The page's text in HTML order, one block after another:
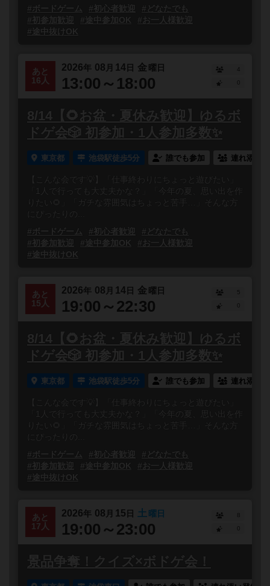
#ボードゲーム
#初心者歓迎
#どなたでも
#初参加歓迎
#途中参加OK
#お一人様歓迎
#途中抜けOK
あと
16人
2026年 08 月 14 日 金曜日
13:00～18:00
4
8/14【🌻お盆・夏休み歓迎】ゆるボ
ドゲ会🎲 初参加・1人参加多数✨
東京都 池袋駅徒歩5分 誰でも参加 連れ添い
【こんな会です💡】「仕事終わりにちょっと遊びたい」
「1人で行っても大丈夫かな？」「今年の夏、思い出を作
りたい🌻」「ガチな雰囲気はちょっと苦手…」そんな方
#ボードゲーム
#初心者歓迎
#どなたでも
#初参加歓迎
#途中参加OK
#お一人様歓迎
#途中抜けOK
あと
15人
2026年 08 月 14 日 金曜日
19:00～22:30
5
8/14【🌻お盆・夏休み歓迎】ゆるボ
ドゲ会🎲 初参加・1人参加多数✨
東京都 池袋駅徒歩5分 誰でも参加 連れ添い
【こんな会です💡】「仕事終わりにちょっと遊びたい」
「1人で行っても大丈夫かな？」「今年の夏、思い出を作
りたい🌻」「ガチな雰囲気はちょっと苦手…」そんな方
#ボードゲーム
#初心者歓迎
#どなたでも
#初参加歓迎
#途中参加OK
#お一人様歓迎
#途中抜けOK
あと
17人
2026年 08 月 15 日 土 曜日
19:00～23:00
8
景品争奪！クイズ×ボドゲ会！